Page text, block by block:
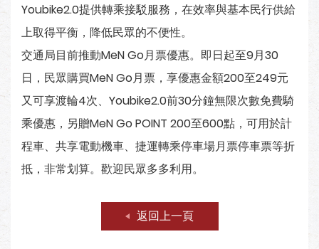
Youbike2.0提供轉乘接駁服務，在效率與基本民行供給
上取得平衡，降低民眾的不便性。
交通局目前推動MeN Go月票優惠。即日起至9月30
日，民眾購買MeN Go月票，享優惠金額200至249元
又可享渡輪4次、Youbike2.0前30分鐘無限次數免費騎
乘優惠，另贈MeN Go POINT 200至600點，可用於計
程車、共享電動機車、捷運轉乘停車場月票停車票等折
抵，非常划算。歡迎民眾多多利用。
返回上一頁